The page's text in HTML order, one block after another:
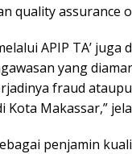
quality assurance
APIP TA’
yang
fraud
Makassar,”
penjamin